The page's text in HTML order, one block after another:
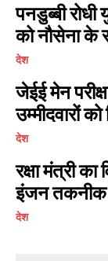
पनडुब्बी रोधी
को नौसेना के
देश
जेईई मेन
उम्मीदवारों
देश
रक्षा मंत्री का
इंजन तकनीक
देश